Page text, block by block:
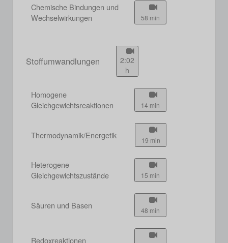
Chemische Bindungen und
Wechselwirkungen
58 min
Stoffumwandlungen
2:02
h
Homogene
Gleichgewichtsreaktionen
14 min
Thermodynamik/Energetik 19 min
Heterogene
Gleichgewichtszustände
15 min
Säuren und Basen 48 min
Redoxreaktionen